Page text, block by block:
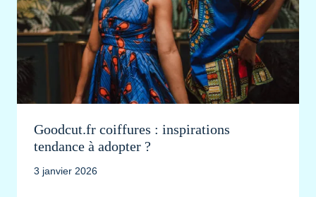
Goodcut.fr coiffures : inspirations
tendance à adopter ?
3 janvier 2026